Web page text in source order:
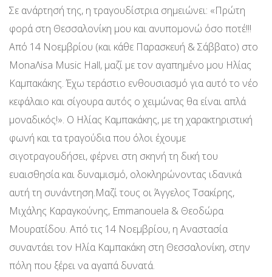
Σε ανάρτησή της, η τραγουδίστρια σημειώνει: «Πρώτη
φορά στη Θεσσαλονίκη μου και ανυπομονώ όσο ποτέ!!!
Από 14 Νοεμβρίου (και κάθε Παρασκευή & Σάββατο) στο
MonaΛisa Music Hall, μαζί με τον αγαπημένο μου Ηλίας
Καμπακάκης. Έχω τεράστιο ενθουσιασμό για αυτό το νέο
κεφάλαιο και σίγουρα αυτός ο χειμώνας θα είναι απλά
μοναδικός!». Ο Ηλίας Καμπακάκης, με τη χαρακτηριστική
φωνή και τα τραγούδια που όλοι έχουμε
σιγοτραγουδήσει, φέρνει στη σκηνή τη δική του
ευαισθησία και δυναμισμό, ολοκληρώνοντας ιδανικά
αυτή τη συνάντηση.Μαζί τους οι Άγγελος Τσακίρης,
Μιχάλης Καραγκούνης, Emmanouela & Θεοδώρα
Μουρατίδου. Από τις 14 Νοεμβρίου, η Αναστασία
συναντάει τον Ηλία Καμπακάκη στη Θεσσαλονίκη, στην
πόλη που ξέρει να αγαπά δυνατά.